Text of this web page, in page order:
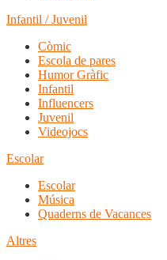
Infantil / Juvenil
Còmic
Escola de pares
Humor Gràfic
Infantil
Influencers
Juvenil
Videojocs
Escolar
Escolar
Música
Quaderns de Vacances
Altres